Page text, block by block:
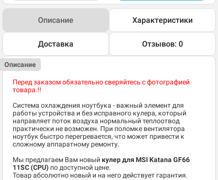
Описание Характеристики
Доставка Отзывов: 0
Описание
Перед заказом обязательно сверяйтесь с фотографией
товара.!!
Система охлаждения ноутбука - важный элемент для
работы устройства и без исправного кулера, который
направляет поток воздуха нормальный теплоотвод
практически не возможен. При поломке вентилятора
ноутбук быстро перегревается, что может привести к
сложному аппаратному ремонту.
Мы предлагаем Вам новый кулер для MSI Katana GF66
11SC (CPU) по доступной цене.
Товар абсолютно новый и на него действует гарантия.